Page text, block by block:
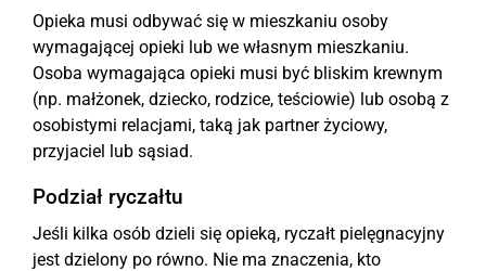
Opieka musi odbywać się w mieszkaniu osoby
wymagającej opieki lub we własnym mieszkaniu.
Osoba wymagająca opieki musi być bliskim krewnym
(np. małżonek, dziecko, rodzice, teściowie) lub osobą z
osobistymi relacjami, taką jak partner życiowy,
przyjaciel lub sąsiad.
Podział ryczałtu
Jeśli kilka osób dzieli się opieką, ryczałt pielęgnacyjny
jest dzielony po równo. Nie ma znaczenia, kto